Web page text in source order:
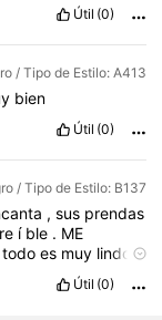
Útil (0)
/ Tipo de Estilo: A413
bien
Útil (0)
/ Tipo de Estilo: B137
,sus prendas
í ble . ME
todoes muy lindo
y
Útil (0)